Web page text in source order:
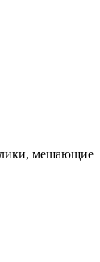
мешающие